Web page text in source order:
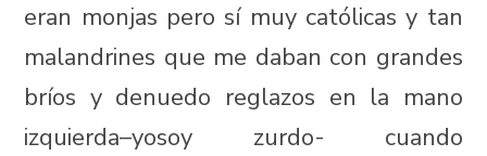
eran monjas pero sí muy católicas y tan
malandrines que me daban con grandes
bríos y denuedo reglazos en la mano
izquierda–yosoy zurdo- cuando